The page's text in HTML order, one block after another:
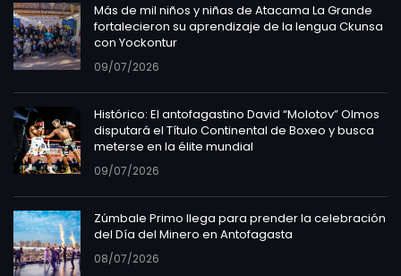
Más de mil niños y niñas de Atacama La Grande
fortalecieron su aprendizaje de la lengua Ckunsa
con Yockontur
09/07/2026
Histórico: El antofagastino David “Molotov” Olmos
disputará el Título Continental de Boxeo y busca
meterse en la élite mundial
09/07/2026
Zúmbale Primo llega para prender la celebración
del Día del Minero en Antofagasta
08/07/2026